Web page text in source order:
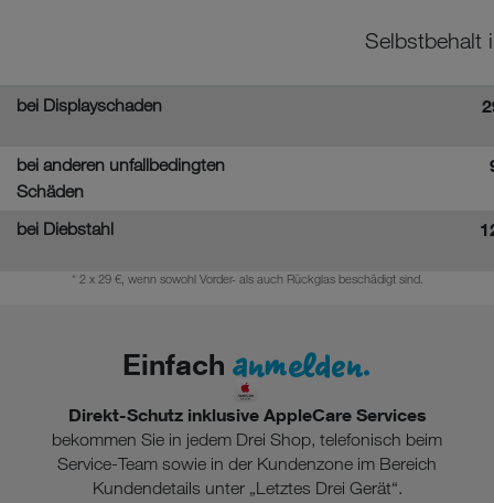
Selbstbehalt
bei Displayschaden
bei anderen unfallbedingten
Schäden
bei Diebstahl
* 2 x 29 €, wenn sowohl Vorder- als auch Rückglas beschädigt sind.
Einfach anmelden.
Direkt-Schutz inklusive AppleCare Services
bekommen Sie in jedem Drei Shop, telefonisch beim
Service-Team sowie in der Kundenzone im Bereich
Kundendetails unter „Letztes Drei Gerät“.